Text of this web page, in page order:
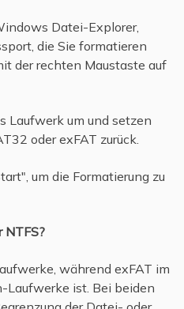
Datei-Explorer,
die Sie formatieren
der rechten Maustaste auf
Laufwerk um und setzen
oder exFAT zurück.
um die Formatierung zu
NTFS?
während exFAT im
Laufwerke ist. Bei beiden